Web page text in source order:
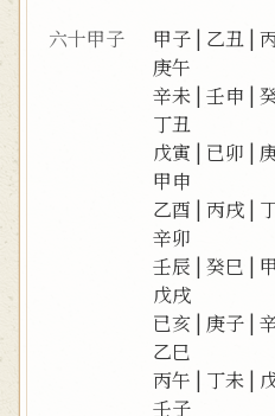
六十甲子 甲子 | 乙丑 |
庚午
辛未 |壬申 |
丁丑
戊寅 | 已卯 |
甲申
乙酉 |丙戌 |
辛卯
壬辰 |癸巳 |
戊戌
已亥 | 庚子 |
乙巳
丙午 | 丁未 |
壬子